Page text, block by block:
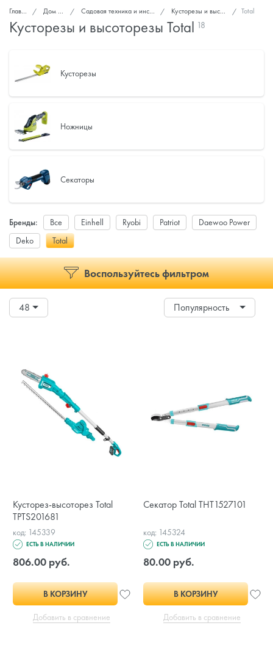
Главная Дом и сад Садовая техника и инструменты Кусторезы и высоторезы Total
Кусторезы и высоторезы Total 18
Кусторезы
Ножницы
Секаторы
Бренды: Все Einhell Ryobi Patriot
Daewoo Power
Deko
Total
Воспользуйтесь фильтром
48 Популярность
Кусторез-высоторез Total
TPTS201681
код: 145339
ЕСТЬ В НАЛИЧИИ
806.00 руб.
В КОРЗИНУ
Добавить в сравнение
Секатор Total THT1527101
код: 145324
ЕСТЬ В НАЛИЧИИ
80.00 руб.
В КОРЗИНУ
Добавить в сравнение